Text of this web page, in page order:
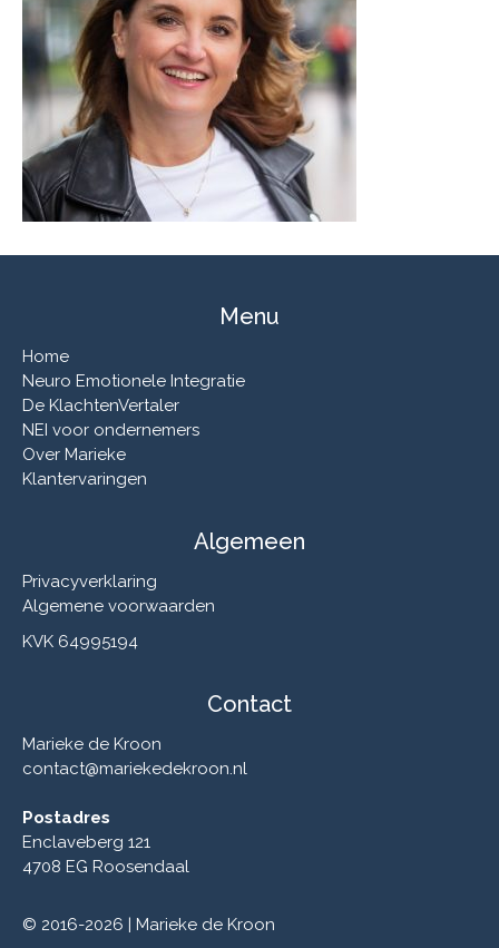
Menu
Home
Neuro Emotionele Integratie
De KlachtenVertaler
NEI voor ondernemers
Over Marieke
Klantervaringen
Algemeen
Privacyverklaring
Algemene voorwaarden
KVK 64995194
Contact
Marieke de Kroon
contact@mariekedekroon.nl
Postadres
Enclaveberg 121
4708 EG Roosendaal
© 2016-2026 | Marieke de Kroon